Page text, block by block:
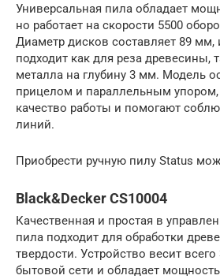
Универсальная пила обладает
но работает на скорости 5500
Диаметр дисков составляет 89 мм,
подходит как для реза древесины,
металла на глубину 3 мм. Модель
прицелом и параллельным
качество работы и помогают
линий.
Приобрести ручную пилу Status
Black&Decker CS10004
Качественная и простая в
пила подходит для обработки
твердости. Устройство весит всего
бытовой сети и обладает